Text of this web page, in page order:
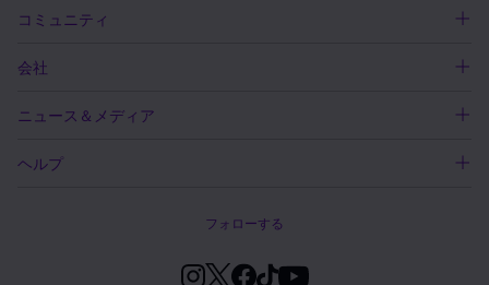
コミュニティ
会社
ニュース＆メディア
ヘルプ
フォローする